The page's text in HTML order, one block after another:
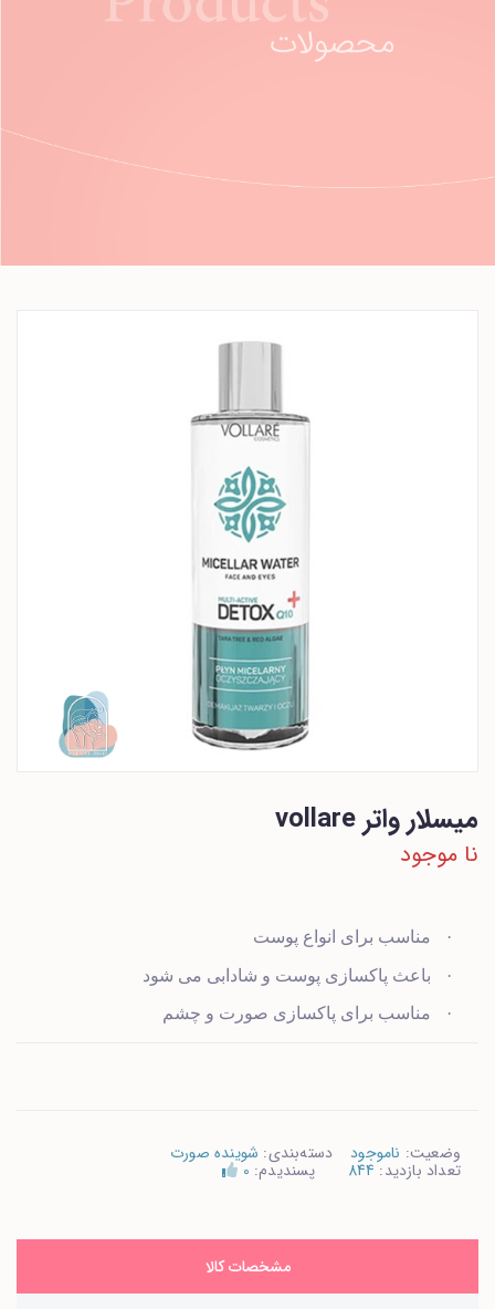
میسلار واتر vollare
نا موجود
· مناسب برای انواع پوست
· باعث پاکسازی پوست و شادابی می شود
· مناسب برای پاکسازی صورت و چشم
وضعیت: ناموجود دسته‌بندی: شوینده صورت
تعداد بازدید:844 پسندیدم: 0
مشخصات کالا